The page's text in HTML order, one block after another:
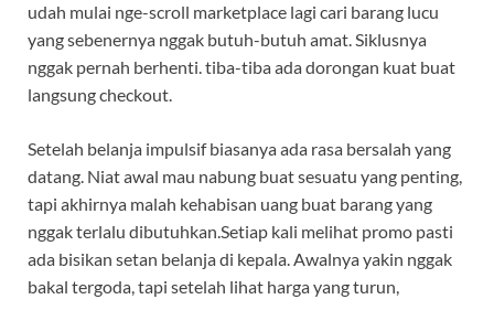
udah mulai nge-scroll marketplace lagi cari barang lucu
yang sebenernya nggak butuh-butuh amat. Siklusnya
nggak pernah berhenti. tiba-tiba ada dorongan kuat buat
langsung checkout.
Setelah belanja impulsif biasanya ada rasa bersalah yang
datang. Niat awal mau nabung buat sesuatu yang penting,
tapi akhirnya malah kehabisan uang buat barang yang
nggak terlalu dibutuhkan.Setiap kali melihat promo pasti
ada bisikan setan belanja di kepala. Awalnya yakin nggak
bakal tergoda, tapi setelah lihat harga yang turun,